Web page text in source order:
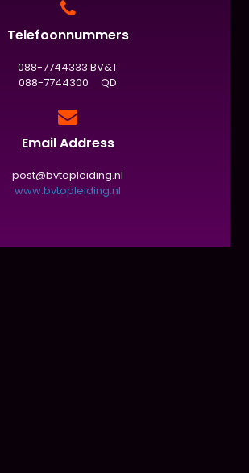
Telefoonnummers
088-7744333 BV&T
088-7744300 QD
Email Address
post@bvtopleiding.nl
www.bvtopleiding.nl